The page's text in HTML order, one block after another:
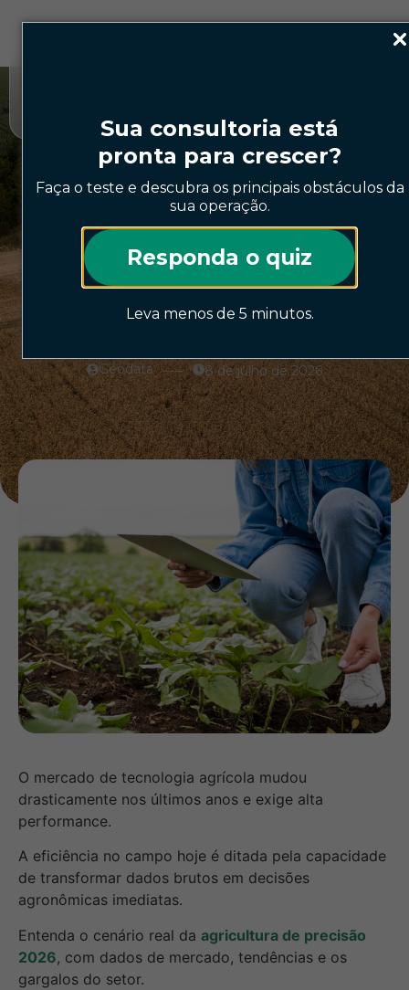
Sua consultoria está
pronta para crescer?
Faça o teste e descubra os principais obstáculos da
sua operação.
Responda o quiz
Leva menos de 5 minutos.
Agricultura de precisão
Agricultura de precisão em
2026: o que mudou e o que
Geodata 8 de julho de 2026
O mercado de tecnologia agrícola mudou
drasticamente nos últimos anos e exige alta
performance.
A eficiência no campo hoje é ditada pela capacidade
de transformar dados brutos em decisões
agronômicas imediatas.
Entenda o cenário real da agricultura de precisão
2026, com dados de mercado, tendências e os
gargalos do setor.